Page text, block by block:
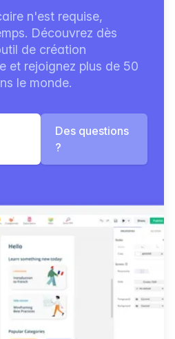
n'est requise,
Découvrez dès
de création
et rejoignez plus de 50
le monde.
Des questions
?